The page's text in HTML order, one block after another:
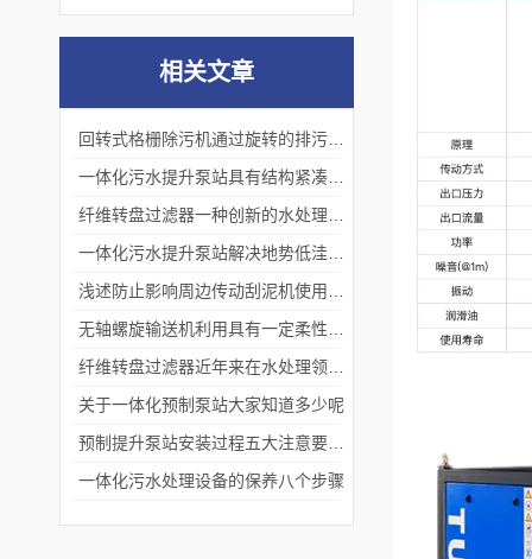
相关文章
关于一体化预制泵站大家知道多少呢
一体化污水处理设备的保养八个步骤